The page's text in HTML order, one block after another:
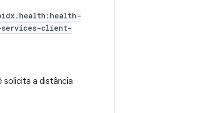
services-client-
solicita a distância